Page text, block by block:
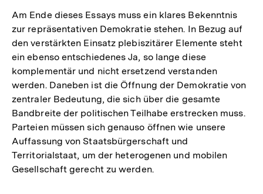
Am Ende dieses Essays muss ein klares Bekenntnis
zur repräsentativen Demokratie stehen. In Bezug auf
den verstärkten Einsatz plebiszitärer Elemente steht
ein ebenso entschiedenes Ja, so lange diese
komplementär und nicht ersetzend verstanden
werden. Daneben ist die Öffnung der Demokratie von
zentraler Bedeutung, die sich über die gesamte
Bandbreite der politischen Teilhabe erstrecken muss.
Parteien müssen sich genauso öffnen wie unsere
Auffassung von Staatsbürgerschaft und
Territorialstaat, um der heterogenen und mobilen
Gesellschaft gerecht zu werden.